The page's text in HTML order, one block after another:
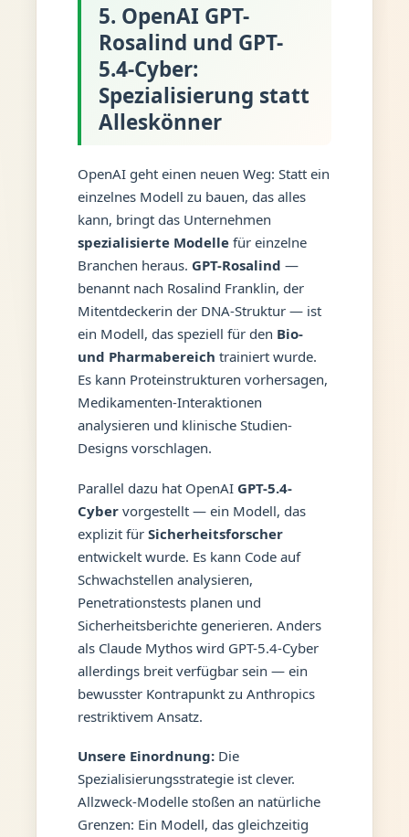
5. OpenAI GPT-
Rosalind und GPT-
5.4-Cyber:
Spezialisierung statt
Alleskönner
OpenAI geht einen neuen Weg: Statt ein
einzelnes Modell zu bauen, das alles
kann, bringt das Unternehmen
spezialisierte Modellefür einzelne
Branchen heraus. GPT-Rosalind —
benannt nach Rosalind Franklin, der
Mitentdeckerin der DNA-Struktur — ist
ein Modell, das speziell für den Bio-
und Pharmabereich trainiert wurde.
Es kann Proteinstrukturen vorhersagen,
Medikamenten-Interaktionen
analysieren und klinische Studien-
Designs vorschlagen.
Parallel dazu hat OpenAI GPT-5.4-
Cybervorgestellt — ein Modell, das
explizit für Sicherheitsforscher
entwickelt wurde. Es kann Code auf
Schwachstellen analysieren,
Penetrationstests planen und
Sicherheitsberichte generieren. Anders
als Claude Mythos wird GPT-5.4-Cyber
allerdings breit verfügbar sein — ein
bewusster Kontrapunkt zu Anthropics
restriktivem Ansatz.
Unsere Einordnung:Die
Spezialisierungsstrategie ist clever.
Allzweck-Modelle stoßen an natürliche
Grenzen: Ein Modell, das gleichzeitig